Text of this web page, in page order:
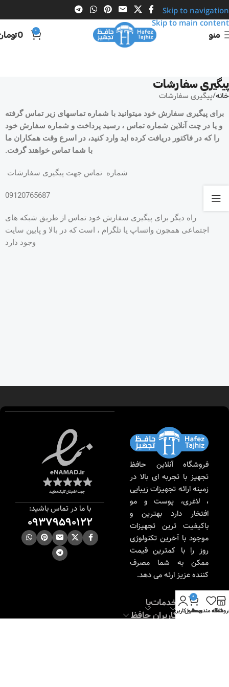
Skip to navigation
Skip to main content
منو 0
0
پیگیری سفارشات
خانه پیگیری سفارشات
برای پیگیری سفارش خود میتوانید با شماره تماسهای زیر تماس گرفته
و یا در چت آنلاین شماره تماس ، رسید پرداخت و شماره سفارش خود
را که در فاکتور دریافت کرده اید وارد کنید، در اسرع وقت همکاران ما
با شما تماس خواهند گرفت.
شماره تماس جهت پیگیری سفارشات
09120765687
راه دیگر برای پیگیری سفارش خود تماس از طریق شبکه های
اجتماعی همچون واتساپ یا تلگرام ، است که در بالا و پایین سایت
وجود دارد
فروشگاه آنلاین حافظ
تجهیز با تجربه ای بالا در
زمینه ارائه تجهیزات زیبایی
، لاغری، پوست و مو
افتخار دارد بهترین و
باکیفیت ترین تجهیزات
موجود با آخرین تکنولوژی
روز را با کمترین قیمت
ممکن به شما مصرف
کننده عزیز ارئه می دهد.
راهنمای
کاربران
خدمات
کاربران
با
حافظ
با ما در تماس باشید:
09379590122
علاقه مندی ها
0
محصول
حساب کاربری من